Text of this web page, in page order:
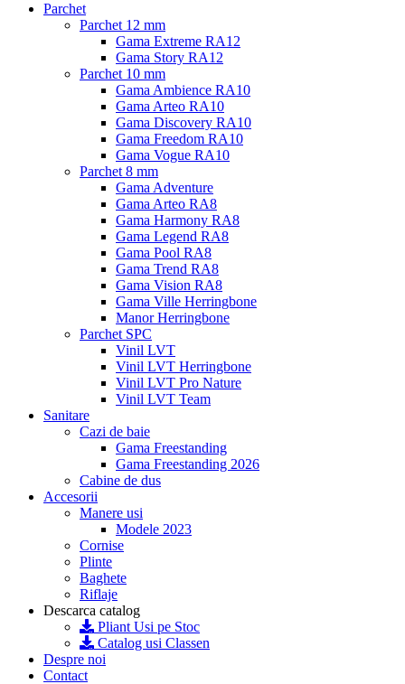
Parchet
Parchet 12 mm
Gama Extreme RA12
Gama Story RA12
Parchet 10 mm
Gama Ambience RA10
Gama Arteo RA10
Gama Discovery RA10
Gama Freedom RA10
Gama Vogue RA10
Parchet 8 mm
Gama Adventure
Gama Arteo RA8
Gama Harmony RA8
Gama Legend RA8
Gama Pool RA8
Gama Trend RA8
Gama Vision RA8
Gama Ville Herringbone
Manor Herringbone
Parchet SPC
Vinil LVT
Vinil LVT Herringbone
Vinil LVT Pro Nature
Vinil LVT Team
Sanitare
Cazi de baie
Gama Freestanding
Gama Freestanding 2026
Cabine de dus
Accesorii
Manere usi
Modele 2023
Cornise
Plinte
Baghete
Riflaje
Descarca catalog
Pliant Usi pe Stoc
Catalog usi Classen
Despre noi
Contact